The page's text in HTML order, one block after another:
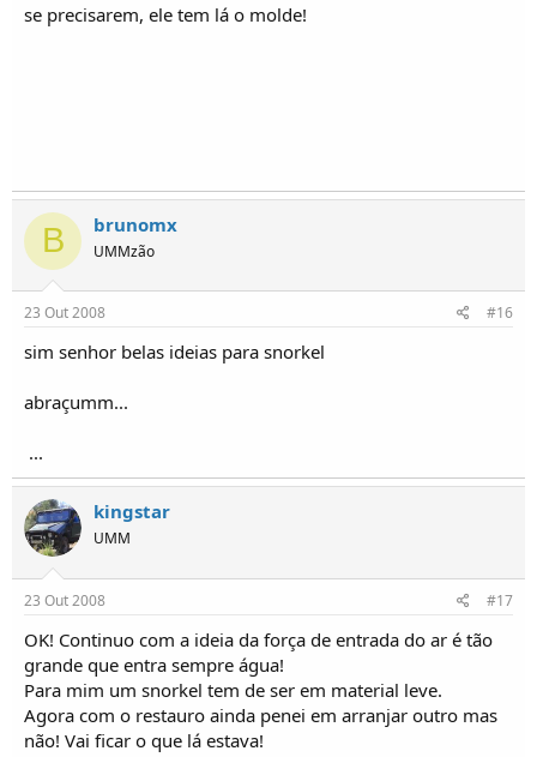
se precisarem, ele tem lá o molde!
B brunomx
UMMzão
23 Out 2008 #16
sim senhor belas ideias para snorkel
abraçumm...
...
kingstar
UMM
23 Out 2008 #17
OK! Continuo com a ideia da força de entrada do ar é tão
grande que entra sempre água!
Para mim um snorkel tem de ser em material leve.
Agora com o restauro ainda penei em arranjar outro mas
não! Vai ficar o que lá estava!